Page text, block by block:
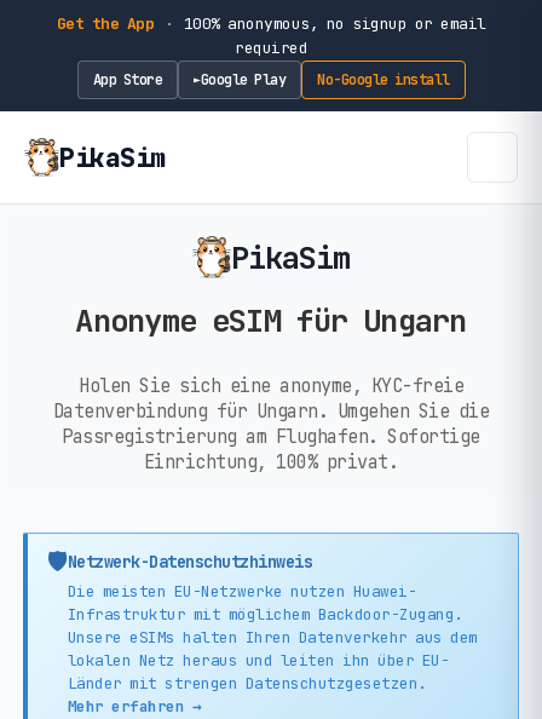
Get the App ·
100% anonymous, no signup or email
required
App Store ►Google Play No-Google install
PikaSim
PikaSim
Anonyme eSIM für Ungarn
Holen Sie sich eine anonyme, KYC-freie
Datenverbindung für Ungarn. Umgehen Sie die
Passregistrierung am Flughafen. Sofortige
Einrichtung, 100% privat.
🛡️Netzwerk-Datenschutzhinweis
Die meisten EU-Netzwerke nutzen Huawei-
Infrastruktur mit möglichem Backdoor-Zugang.
Unsere eSIMs halten Ihren Datenverkehr aus dem
lokalen Netz heraus und leiten ihn über EU-
Länder mit strengen Datenschutzgesetzen.
Mehr erfahren →